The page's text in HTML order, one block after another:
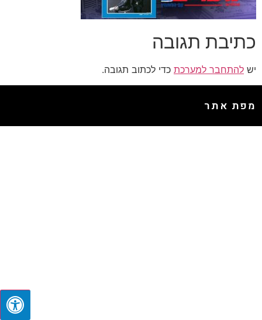
כתיבת תגובה
יש להתחבר למערכת כדי לכתוב תגובה.
מפת אתר